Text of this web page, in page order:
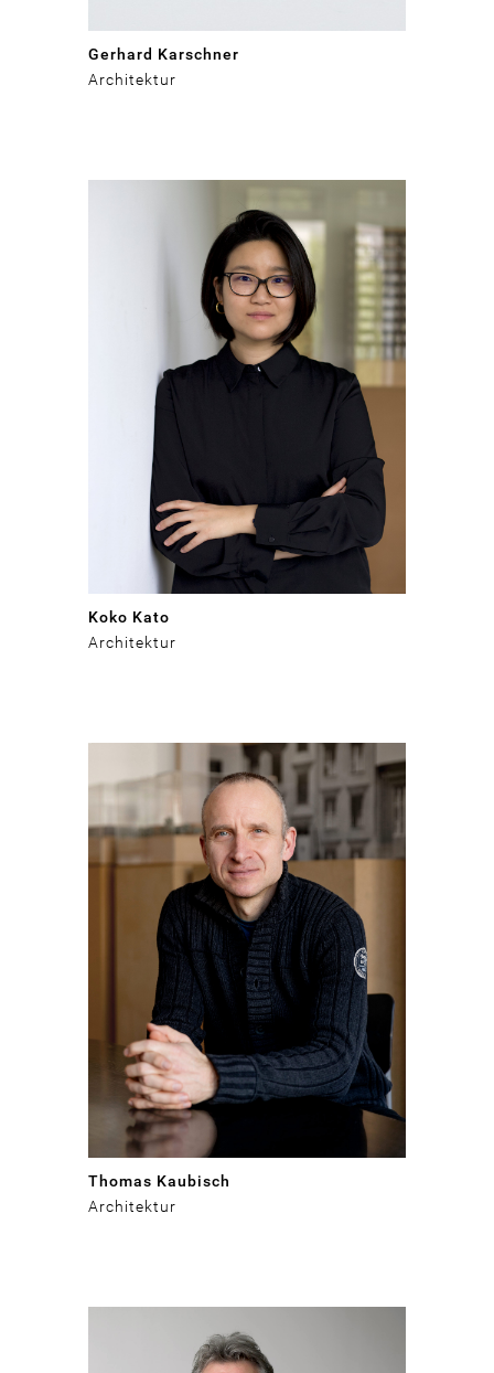
Gerhard Karschner
Architektur
Koko Kato
Architektur
Thomas Kaubisch
Architektur